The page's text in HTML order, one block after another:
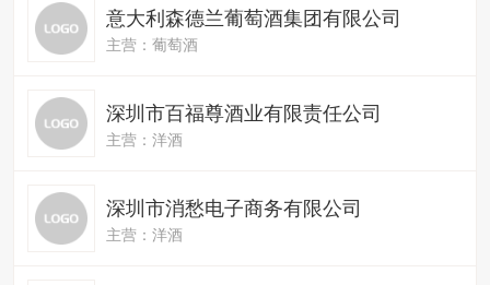
意大利森德兰葡萄酒集团有限公司
主营：葡萄酒
深圳市百福尊酒业有限责任公司
主营：洋酒
深圳市消愁电子商务有限公司
主营：洋酒